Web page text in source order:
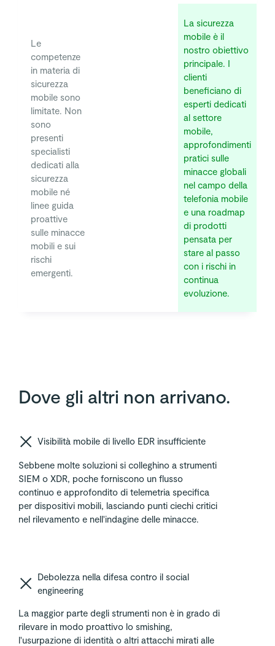
Le
competenze
in materia di
sicurezza
mobile sono
limitate. Non
sono
presenti
specialisti
dedicati alla
sicurezza
mobile né
linee guida
proattive
sulle minacce
mobili e sui
rischi
emergenti.
La sicurezza
mobile è il
nostro obiettivo
principale. I
clienti
beneficiano di
esperti dedicati
al settore
mobile,
approfondimenti
pratici sulle
minacce globali
nel campo della
telefonia mobile
e una roadmap
di prodotti
pensata per
stare al passo
con i rischi in
continua
evoluzione.
Dove gli altri non arrivano.
Visibilità mobile di livello EDR insufficiente
Sebbene molte soluzioni si colleghino a strumenti
SIEM o XDR, poche forniscono un flusso
continuo e approfondito di telemetria specifica
per dispositivi mobili, lasciando punti ciechi critici
nel rilevamento e nell'indagine delle minacce.
Debolezza nella difesa contro il social
engineering
La maggior parte degli strumenti non è in grado di
rilevare in modo proattivo lo smishing,
l'usurpazione di identità o altri attacchi mirati alle